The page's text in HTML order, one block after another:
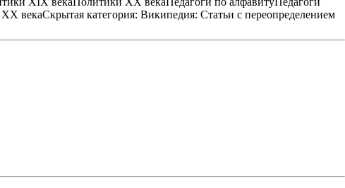
категория: Википедия: Статьи с переопределением